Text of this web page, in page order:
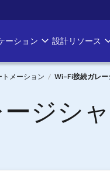
ーション 設計リソース
トメーション Wi-Fi接続ガレー
ジシ